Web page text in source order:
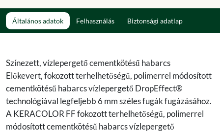
Általános adatok Felhasználás Biztonsági adatlap
Színezett, vízlepergető cementkötésű habarcs
Előkevert, fokozott terhelhetőségű, polimerrel módosított
cementkötésű habarcs vízlepergető DropEffect®
technológiával legfeljebb 6 mm széles fugák fugázásához.
A KERACOLOR FF fokozott terhelhetőségű, polimerrel
módosított cementkötésű habarcs vízlepergető